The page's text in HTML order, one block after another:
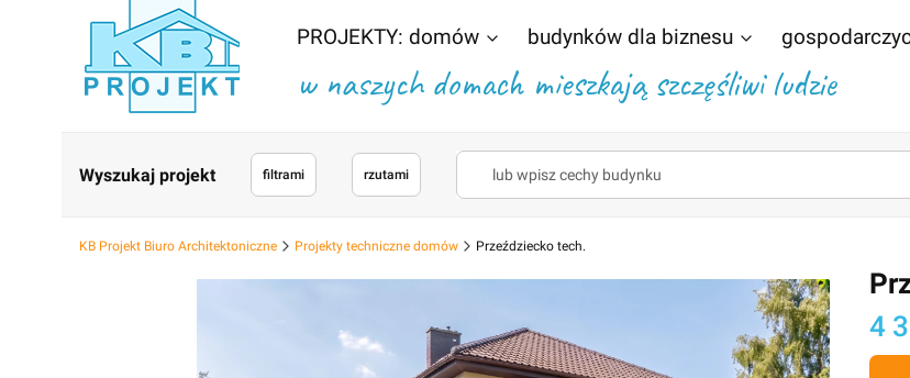
PROJEKTY: domów budynków dla biznesu
w naszych domach mieszkają szczęśliwi ludzie
Wyszukaj projekt filtrami rzutami
KB Projekt Biuro Architektoniczne Projekty techniczne domów Przeździecko tech.
4